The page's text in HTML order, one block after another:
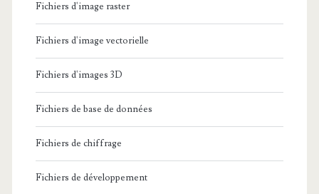
Fichiers d'image raster
Fichiers d'image vectorielle
Fichiers d'images 3D
Fichiers de base de données
Fichiers de chiffrage
Fichiers de développement